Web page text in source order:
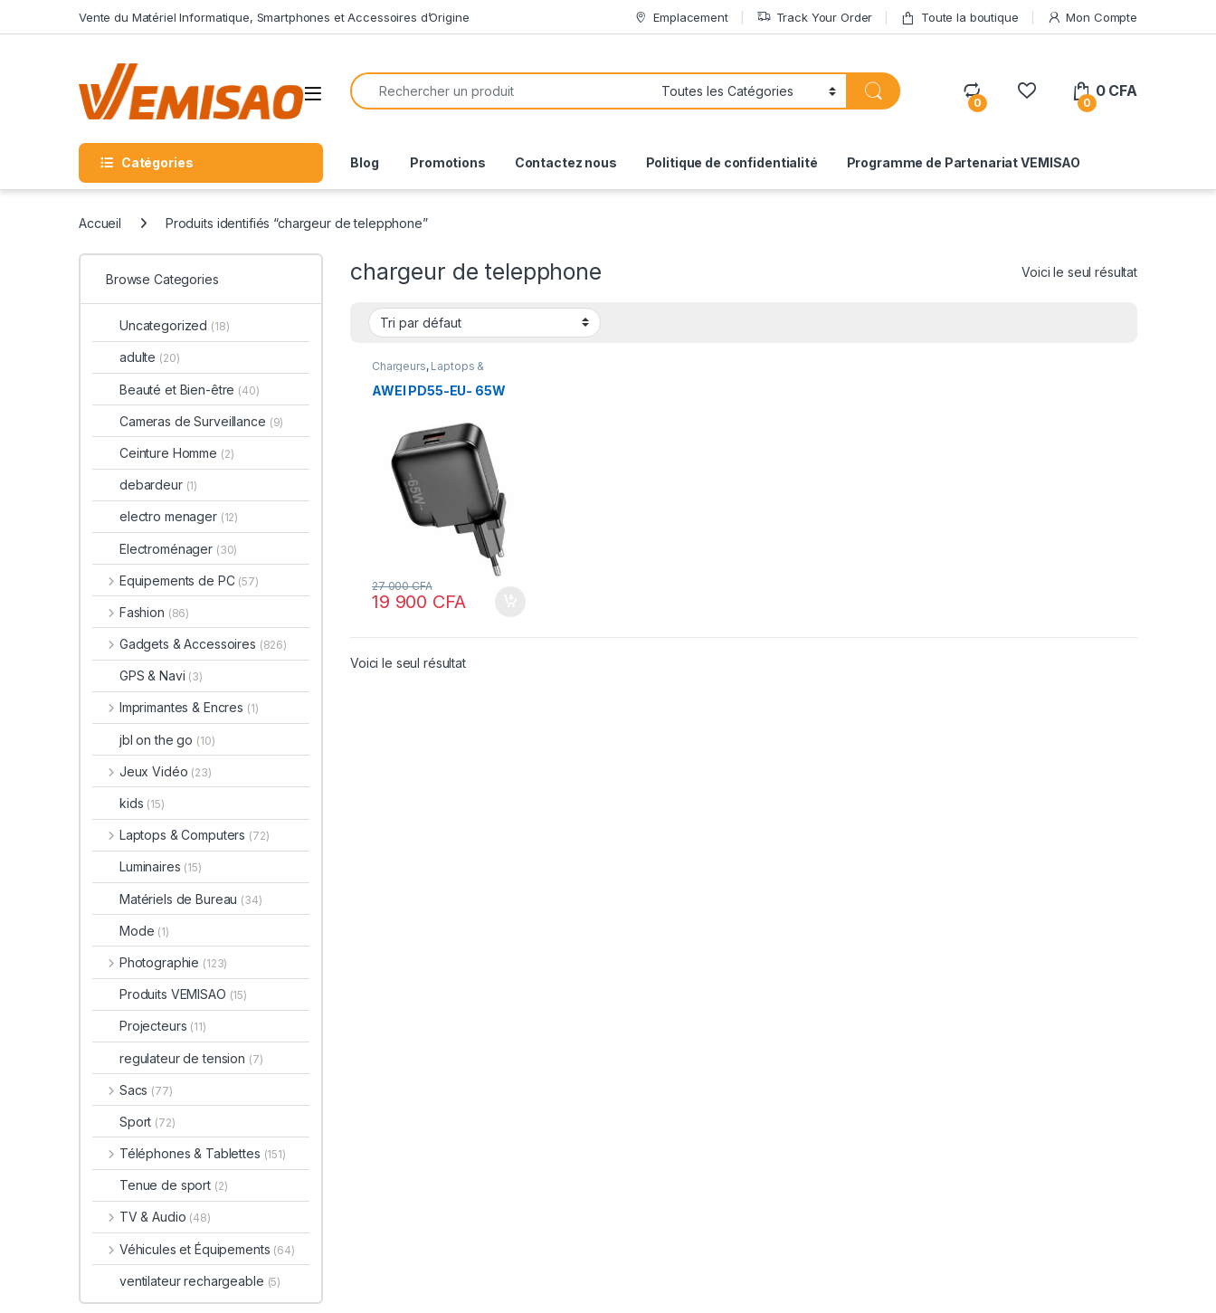
Vente du Matériel Informatique, Smartphones et Accessoires d’Origine Emplacement Track Your Order Toute la boutique Mon Compte
Open
Search for:
0 0
0 CFA
Catégories Blog Promotions Contactez nous Politique de confidentialité Programme de Partenariat VEMISAO
Accueil Produits identifiés “chargeur de telepphone”
chargeur de telepphone Voici le seul résultat
Chargeurs, Laptops &
Android,Smartphones Apple
Téléphones & Tablettes
AWEI PD55-EU- 65W
19 900 CFA
27 000CFA
Voici le seul résultat
Browse Categories
Uncategorized (18)
adulte (20)
Beauté et Bien-être (40)
Cameras de Surveillance (9)
Ceinture Homme (2)
debardeur (1)
electro menager (12)
Electroménager (30)
Equipements de PC (57)
Fashion (86)
Gadgets & Accessoires (826)
GPS & Navi (3)
Imprimantes & Encres (1)
jbl on the go (10)
Jeux Vidéo (23)
kids (15)
Laptops & Computers (72)
Luminaires (15)
Matériels de Bureau (34)
Mode (1)
Photographie (123)
Produits VEMISAO (15)
Projecteurs (11)
regulateur de tension (7)
Sacs (77)
Sport (72)
Téléphones & Tablettes (151)
Tenue de sport (2)
TV & Audio (48)
Véhicules et Équipements (64)
ventilateur rechargeable (5)